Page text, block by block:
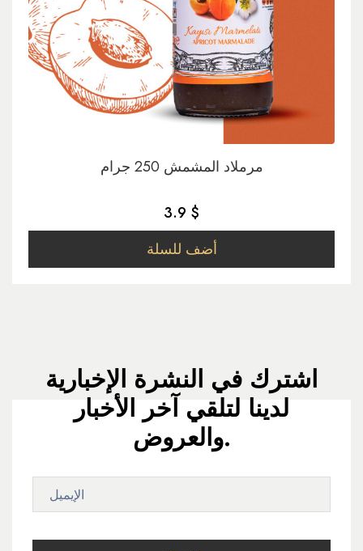
مرملاد المشمش 250 جرام
3.9 $
أضف للسلة
اشترك في النشرة الإخبارية
لدينا لتلقي آخر الأخبار
والعروض.